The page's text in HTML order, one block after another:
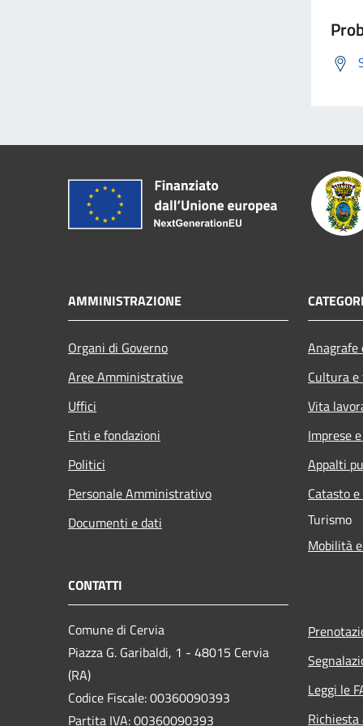
AMMINISTRAZIONE
Organi di Governo
Aree Amministrative
Uffici
Enti e fondazioni
Politici
Personale Amministrativo
Documenti e dati
Cultura
Vita
Imprese
Appalti
Catasto
Turismo
Mobilità
CONTATTI
Comune di Cervia
Piazza G. Garibaldi, 1 - 48015 Cervia
(RA)
Codice Fiscale: 00360090393
Partita IVA: 00360090393
Leggi le